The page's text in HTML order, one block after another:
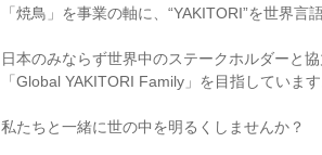
「焼鳥」を事業の軸に、“YAKITORI”を世界言
日本のみならず世界中のステークホルダーと
「Global YAKITORI Family」を目指しています
私たちと一緒に世の中を明るくしませんか？